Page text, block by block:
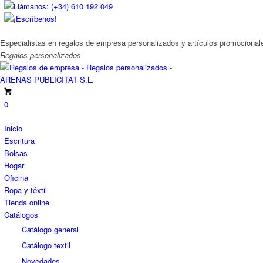
Llámanos: (+34) 610 192 049
¡Escríbenos!
Especialistas en regalos de empresa personalizados y artículos
Regalos personalizados
0
Inicio
Escritura
Bolsas
Hogar
Oficina
Ropa y téxtil
Tienda online
Catálogos
Catálogo general
Catálogo textil